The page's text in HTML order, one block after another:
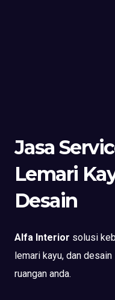
Jasa
Lemari
Desain
Alfa Interior solusi
lemari kayu, dan
ruangan anda.